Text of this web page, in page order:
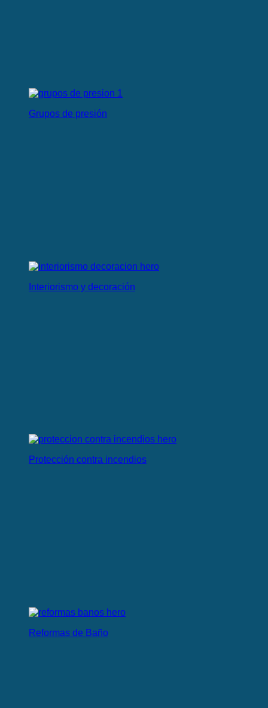
Grupos de presión
Interiorismo y decoración
Protección contra incendios
Reformas de Baño